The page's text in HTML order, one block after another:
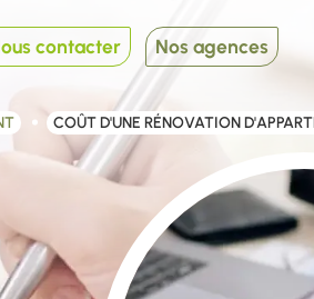
contacter Nos agences
COÛT D'UNE RÉNOVATION